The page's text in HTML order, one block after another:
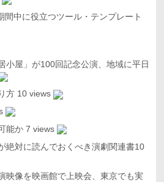
間中に役立つツール・テンプレート
小屋」が100回記念公演、地域に平日
方 10 views
能か 7 views
絶対に読んでおくべき演劇関連書10
映像を映画館で上映会、東京でも実